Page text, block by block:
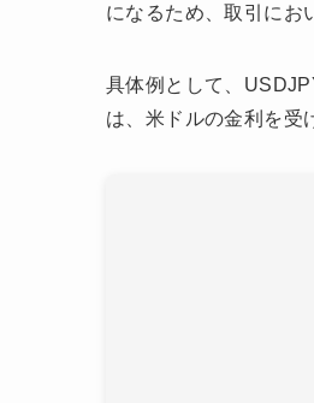
になるため、取引にお
具体例として、
は、米ドルの金利を受